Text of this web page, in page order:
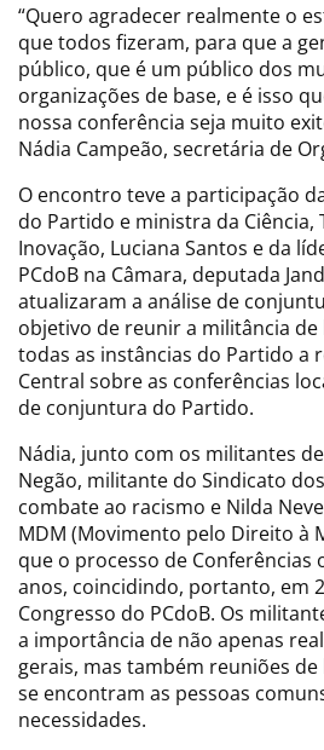
“Quero agradecer realmente o
que todos fizeram, para que a
público, que é um público dos
organizações de base, e é isso
nossa conferência seja muito
Nádia Campeão, secretária de
O encontro teve a participação
do Partido e ministra da Ciência,
Inovação, Luciana Santos e da
PCdoB na Câmara, deputada
atualizaram a análise de
objetivo de reunir a militância
todas as instâncias do Partido a
Central sobre as conferências
de conjuntura do Partido.
Nádia, junto com os militantes de
Negão, militante do Sindicato
combate ao racismo e Nilda
MDM (Movimento pelo Direito à
que o processo de Conferências
anos, coincidindo, portanto, em
Congresso do PCdoB. Os
a importância de não apenas
gerais, mas também reuniões
se encontram as pessoas
necessidades.